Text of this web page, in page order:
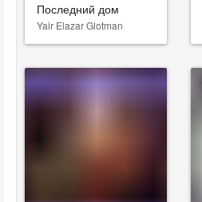
Последний дом
Yair Elazar Glotman